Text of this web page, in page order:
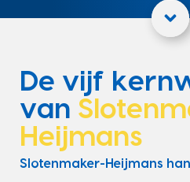
De vijf
van
Heijmans
Slotenmaker-Heijmans